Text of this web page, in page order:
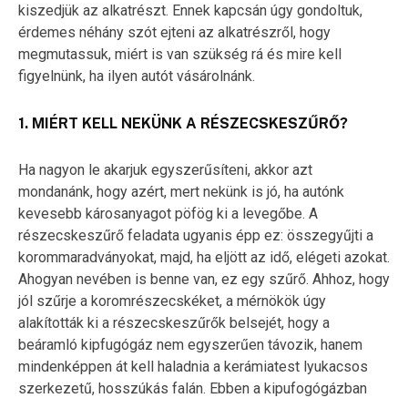
kiszedjük az alkatrészt. Ennek kapcsán úgy gondoltuk,
érdemes néhány szót ejteni az alkatrészről, hogy
megmutassuk, miért is van szükség rá és mire kell
figyelnünk, ha ilyen autót vásárolnánk.
1. MIÉRT KELL NEKÜNK A RÉSZECSKESZŰRŐ?
Ha nagyon le akarjuk egyszerűsíteni, akkor azt
mondanánk, hogy azért, mert nekünk is jó, ha autónk
kevesebb károsanyagot pöfög ki a levegőbe. A
részecskeszűrő feladata ugyanis épp ez: összegyűjti a
korommaradványokat, majd, ha eljött az idő, elégeti azokat.
Ahogyan nevében is benne van, ez egy szűrő. Ahhoz, hogy
jól szűrje a koromrészecskéket, a mérnökök úgy
alakították ki a részecskeszűrők belsejét, hogy a
beáramló kipfugógáz nem egyszerűen távozik, hanem
mindenképpen át kell haladnia a kerámiatest lyukacsos
szerkezetű, hosszúkás falán. Ebben a kipufogógázban